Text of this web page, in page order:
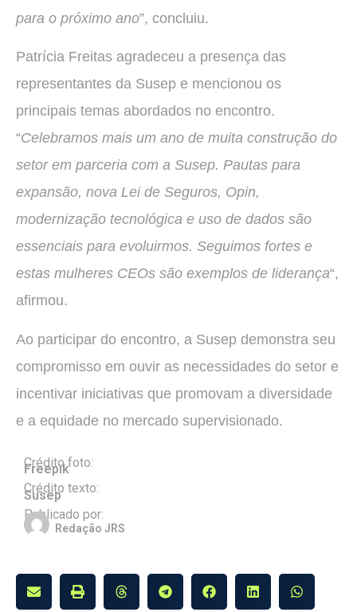
para o próximo ano”, concluiu.
Patrícia Freitas agradeceu a presença das
representantes da Susep e mencionou os
principais temas abordados no encontro.
“Celebramos mais um ano de muita construção do
setor em parceria com a Susep. Pautas para
expansão, nova Lei de Seguros, Opin,
modernização tecnológica e uso de dados são
essenciais para evoluirmos. Seguimos fortes e
estas mulheres CEOs são exemplos de liderança“,
afirmou.
Ao participar do encontro, a Susep demonstra seu
compromisso em ouvir as necessidades do setor e
incentivar iniciativas que promovam a diversidade
e a equidade no mercado supervisionado.
Crédito foto:
Freepik
Crédito texto:
Susep
Publicado por:
Redação JRS